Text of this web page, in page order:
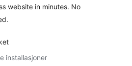
website in minutes. No
installasjoner